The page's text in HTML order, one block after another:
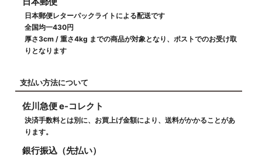
日本郵便レターパックライトによる配送です
全国均一430円
厚さ3cm / 重さ4kg までの商品が対象となり、ポストでのお受け取
りとなります
支払い方法について
佐川急便 e-コレクト
決済手数料とは別に、お買上げ金額により、送料がかかることがあ
ります。
銀行振込（先払い）